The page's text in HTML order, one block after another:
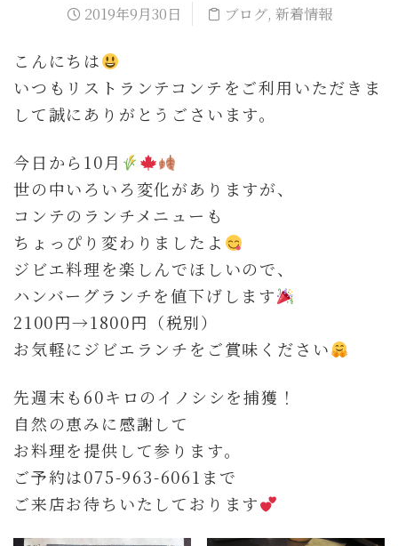
2019年9月30日 ブログ, 新着情報
こんにちは
いつもリストランテコンテをご利用いただきま
して誠にありがとうごさいます。
今日から10月
世の中いろいろ変化がありますが、
コンテのランチメニューも
ちょっぴり変わりましたよ
ジビエ料理を楽しんでほしいので、
ハンバーグランチを値下げします
2100円→1800円（税別）
お気軽にジビエランチをご賞味ください
先週末も60キロのイノシシを捕獲！
自然の恵みに感謝して
お料理を提供して参ります。
ご予約は075-963-6061まで
ご来店お待ちいたしております